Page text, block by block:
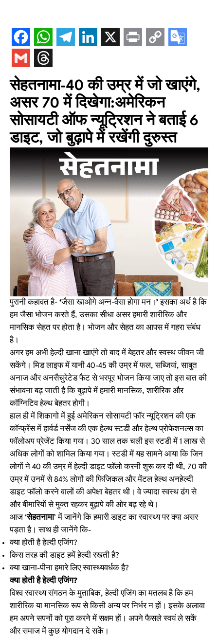
सेहतनामा-40 की उम्र में जो खाएंगे,
असर 70 में दिखेगा:अमेरिकन
सोसायटी ऑफ न्यूट्रिशन ने बताई 6
डाइट, जो बुढ़ापे में रखेंगी दुरुस्त
पुरानी कहावत है- ‘जैसा खाओगे अन्न-वैसा होगा मन। ’इसका अर्थ है कि
हम जैसा भोजन करते हैं, उसका सीधा असर हमारी शारीरिक और
मानसिक सेहत पर होता है। भोजन और सेहत का आपस में गहरा संबंध
है।
अगर हम अभी हेल्दी खाना खाएंगे तो बाद में बेहतर और स्वस्थ जीवन जी
सकेंगे। मिड लाइफ में यानी 40-45 की उम्र में फल, सब्जियां, साबुत
अनाज और अनसैचुरेटेड फैट से भरपूर भोजन किया जाए तो इस बात की
संभावना बढ़ जाती है कि बुढ़ापे में हमारी मानसिक, शारीरिक और
कॉग्निटिव हेल्थ बेहतर होगी।
हाल ही में शिकागो में हुई अमेरिकन सोसायटी फॉर न्यूट्रिशन की एक
कॉन्फ्रेंस में हार्वर्ड नर्सेज की एक हेल्थ स्टडी और हेल्थ प्रोफेशनल्स का
फॉलोअप प्रेजेंट किया गया। 30 साल तक चली इस स्टडी में 1 लाख से
अधिक लोगों को शामिल किया गया। स्टडी में यह सामने आया कि जिन
लोगों ने 40 की उम्र में हेल्दी डाइट फॉलो करनी शुरू कर दी थी, 70 की
उम्र में उनमें से 84% लोगों की फिजिकल और मेंटल हेल्थ अनहेल्दी
डाइट फॉलो करने वालों की अपेक्षा बेहतर थी। वे ज्यादा स्वस्थ ढंग से
और बीमारियों से मुक्त रहकर बुढ़ापे की ओर बढ़ रहे थे।
आज ‘सेहतनामा’ में जानेंगे कि हमारी डाइट का स्वास्थ्य पर क्या असर
पड़ता है। साथ ही जानेंगे कि-
क्या होती है हेल्दी एजिंग?
किस तरह की डाइट हमें हेल्दी रखती है?
क्या खाना-पीना हमारे लिए स्वास्थ्यवर्धक है?
क्या होती है हेल्दी एजिंग?
विश्व स्वास्थ्य संगठन के मुताबिक, हेल्दी एजिंग का मतलब है कि हम
शारीरिक या मानसिक रूप से किसी अन्य पर निर्भर न हों। इसके अलावा
हम अपने सपनों को पूरा करने में सक्षम हों। अपने फैसले स्वयं ले सकें
और समाज में कुछ योगदान दे सकें।